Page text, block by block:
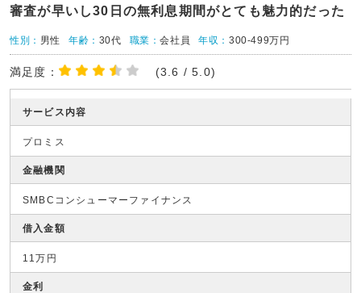
審査が早いし30日の無利息期間がとても魅力的だった
性別： 男性 年齢： 30代 職業：会社員 年収：300-499万円
満足度： (3.6 / 5.0)
サービス内容
プロミス
金融機関
SMBCコンシューマーファイナンス
借入金額
11万円
金利